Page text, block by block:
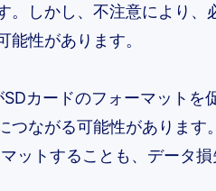
。しかし、不注意により、
性があります。
SDカードのフォーマットを
つながる可能性があります
ットすることも、データ